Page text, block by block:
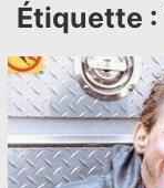
Étiquette :